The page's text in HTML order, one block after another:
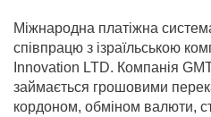
Міжнародна платіжна
співпрацю з ізраїльською
Innovation LTD. Компанія
займається грошовими
кордоном, обміном валюти,